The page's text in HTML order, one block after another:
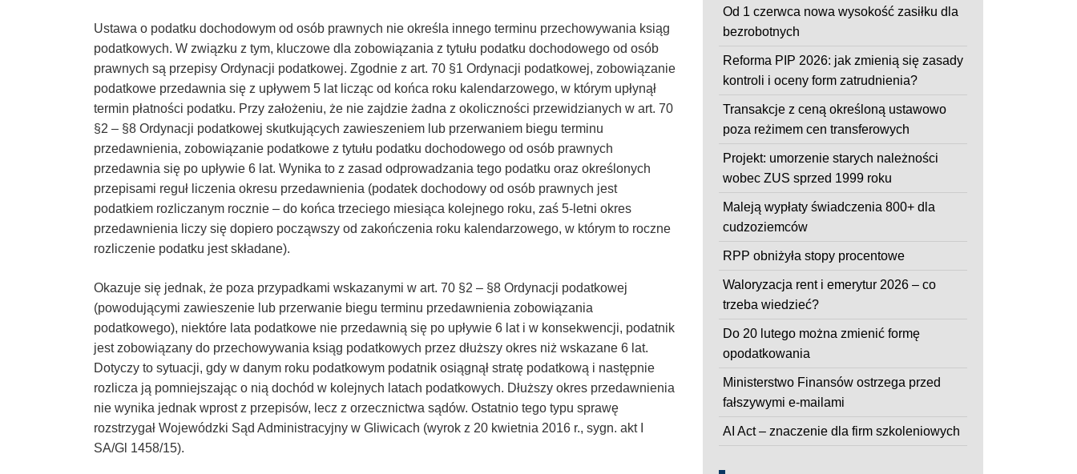
–
Taxfin.pl
Ustawa o podatku dochodowym od osób prawnych nie określa innego terminu przechowywania ksiąg
podatkowych. W związku z tym, kluczowe dla zobowiązania z tytułu podatku dochodowego od osób
prawnych są przepisy Ordynacji podatkowej. Zgodnie z art. 70 §1 Ordynacji podatkowej, zobowiązanie
podatkowe przedawnia się z upływem 5 lat licząc od końca roku kalendarzowego, w którym upłynął
termin płatności podatku. Przy założeniu, że nie zajdzie żadna z okoliczności przewidzianych w art. 70
§2 – §8 Ordynacji podatkowej skutkujących zawieszeniem lub przerwaniem biegu terminu
przedawnienia, zobowiązanie podatkowe z tytułu podatku dochodowego od osób prawnych
przedawnia się po upływie 6 lat. Wynika to z zasad odprowadzania tego podatku oraz określonych
przepisami reguł liczenia okresu przedawnienia (podatek dochodowy od osób prawnych jest
podatkiem rozliczanym rocznie – do końca trzeciego miesiąca kolejnego roku, zaś 5-letni okres
przedawnienia liczy się dopiero począwszy od zakończenia roku kalendarzowego, w którym to roczne
rozliczenie podatku jest składane).
Okazuje się jednak, że poza przypadkami wskazanymi w art. 70 §2 – §8 Ordynacji podatkowej
(powodującymi zawieszenie lub przerwanie biegu terminu przedawnienia zobowiązania
podatkowego), niektóre lata podatkowe nie przedawnią się po upływie 6 lat i w konsekwencji, podatnik
jest zobowiązany do przechowywania ksiąg podatkowych przez dłuższy okres niż wskazane 6 lat.
Dotyczy to sytuacji, gdy w danym roku podatkowym podatnik osiągnął stratę podatkową i następnie
rozlicza ją pomniejszając o nią dochód w kolejnych latach podatkowych. Dłuższy okres przedawnienia
nie wynika jednak wprost z przepisów, lecz z orzecznictwa sądów. Ostatnio tego typu sprawę
rozstrzygał Wojewódzki Sąd Administracyjny w Gliwicach (wyrok z 20 kwietnia 2016 r., sygn. akt I
SA/Gl 1458/15).
Od 1 czerwca nowa wysokość zasiłku dla
bezrobotnych
Reforma PIP 2026: jak zmienią się zasady
kontroli i oceny form zatrudnienia?
Transakcje z ceną określoną ustawowo
poza reżimem cen transferowych
Projekt: umorzenie starych należności
wobec ZUS sprzed 1999 roku
Maleją wypłaty świadczenia 800+ dla
cudzoziemców
RPP obniżyła stopy procentowe
Waloryzacja rent i emerytur 2026 – co
trzeba wiedzieć?
Do 20 lutego można zmienić formę
opodatkowania
Ministerstwo Finansów ostrzega przed
fałszywymi e-mailami
AI Act – znaczenie dla firm szkoleniowych